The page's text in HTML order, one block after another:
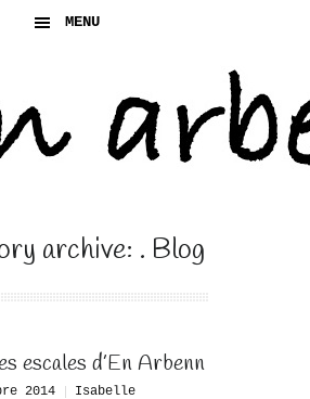
MENU
archive: . Blog
escales d’En Arbenn
2014
Isabelle